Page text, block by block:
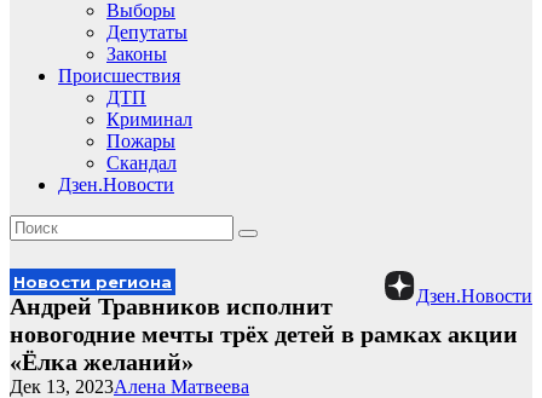
Выборы
Депутаты
Законы
Происшествия
ДТП
Криминал
Пожары
Скандал
Дзен.Новости
Дзен.Новости
Новости региона
Андрей Травников исполнит
новогодние мечты трёх детей в рамках акции
«Ёлка желаний»
Алена Матвеева
Дек 13, 2023